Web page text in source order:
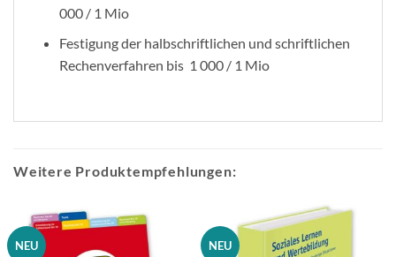
000 / 1 Mio
Festigung der halbschriftlichen und schriftlichen
Rechenverfahren bis 1 000 / 1 Mio
Weitere Produktempfehlungen:
NEU NEU